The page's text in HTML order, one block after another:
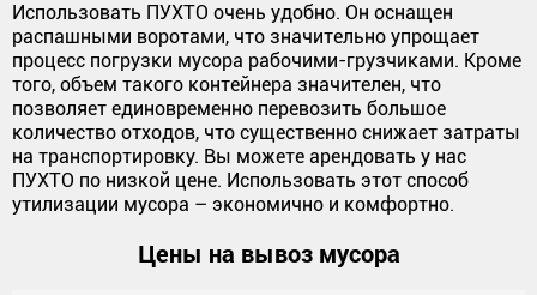
Использовать ПУХТО очень удобно. Он оснащен
распашными воротами, что значительно упрощает
процесс погрузки мусора рабочими-грузчиками. Кроме
того, объем такого контейнера значителен, что
позволяет единовременно перевозить большое
количество отходов, что существенно снижает затраты
на транспортировку. Вы можете арендовать у нас
ПУХТО по низкой цене. Использовать этот способ
утилизации мусора – экономично и комфортно.
Цены на вывоз мусора